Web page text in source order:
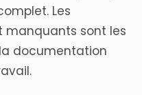
Les
manquants sont les
documentation